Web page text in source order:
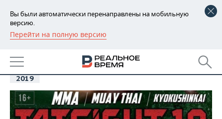
Вы были автоматически перенаправлены на мобильную
версию.
Перейти на полную версию
РЕГИОНЫ
БАШКОРТОСТАН
ТАТАРСТАН
УДМУРТИЯ
НОВОСТИ
АНАЛИТИКА
НОВОСТИ АНАЛИТИКИ
ЭКОНОМИКА
07
дек
2019
бои «ТАТФАЙТ 10»